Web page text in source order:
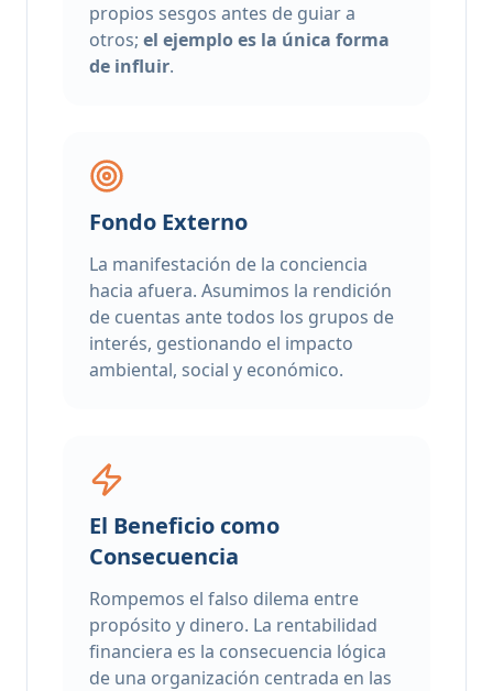
propios sesgos antes de guiar a
otros; el ejemplo es la única forma
de influir.
Fondo Externo
La manifestación de la conciencia
hacia afuera. Asumimos la rendición
de cuentas ante todos los grupos de
interés, gestionando el impacto
ambiental, social y económico.
El Beneficio como
Consecuencia
Rompemos el falso dilema entre
propósito y dinero. La rentabilidad
financiera es la consecuencia lógica
de una organización centrada en las